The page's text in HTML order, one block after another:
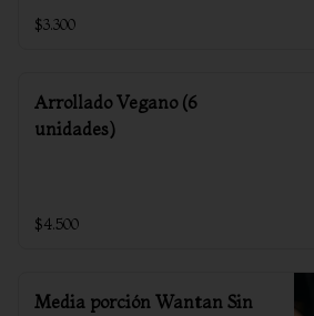
$3.300
Arrollado Vegano (6
unidades)
$4.500
Media porción Wantan Sin